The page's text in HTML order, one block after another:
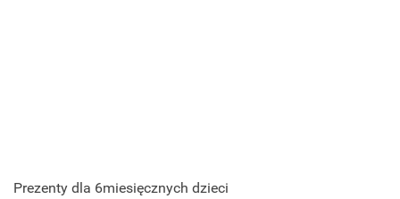
Prezenty dla 6miesięcznych dzieci